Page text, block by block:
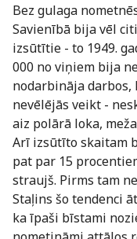
Bez gulaga
Savienībā bija vēl
izsūtītie - to 1949.
000 no viņiem bija
nodarbināja darbos,
nevēlējās veikt -
aiz polārā loka,
Arī izsūtīto skaitam
pat par 15
straujš. Pirms tam
Staļins šo tendenci
ka īpaši bīstami